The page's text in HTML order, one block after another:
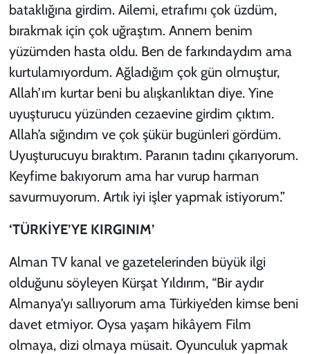
bataklığına girdim. Ailemi, etrafımı çok üzdüm,
bırakmak için çok uğraştım. Annem benim
yüzümden hasta oldu. Ben de farkındaydım ama
kurtulamıyordum. Ağladığım çok gün olmuştur,
Allah’ım kurtar beni bu alışkanlıktan diye. Yine
uyuşturucu yüzünden cezaevine girdim çıktım.
Allah’a sığındım ve çok şükür bugünleri gördüm.
Uyuşturucuyu bıraktım. Paranın tadını çıkarıyorum.
Keyfime bakıyorum ama har vurup harman
savurmuyorum. Artık iyi işler yapmak istiyorum.”
‘TÜRKİYE’YE KIRGINIM’
Alman TV kanal ve gazetelerinden büyük ilgi
olduğunu söyleyen Kürşat Yıldırım, “Bir aydır
Almanya’yı sallıyorum ama Türkiye’den kimse beni
davet etmiyor. Oysa yaşam hikâyem Film
olmaya, dizi olmaya müsait. Oyunculuk yapmak